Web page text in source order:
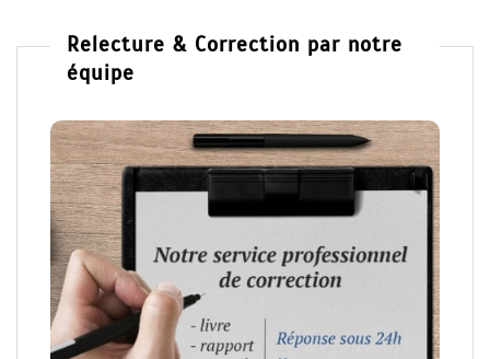
Relecture & Correction par notre
équipe